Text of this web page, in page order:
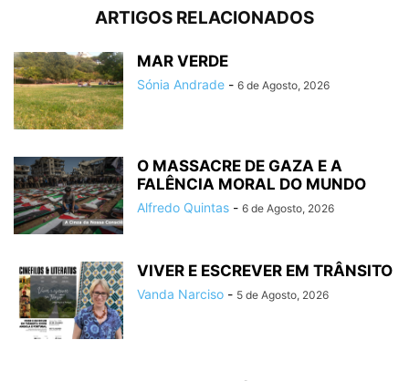
ARTIGOS RELACIONADOS
MAR VERDE
Sónia Andrade - 6 de Agosto, 2026
O MASSACRE DE GAZA E A
FALÊNCIA MORAL DO MUNDO
Alfredo Quintas - 6 de Agosto, 2026
VIVER E ESCREVER EM TRÂNSITO
Vanda Narciso - 5 de Agosto, 2026